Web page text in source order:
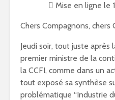
Mise en ligne le
Chers Compagnons, chers
Jeudi soir, tout juste après
premier ministre de la
la CCFI, comme dans un
tout exposé sa synthèse
problématique “Industrie